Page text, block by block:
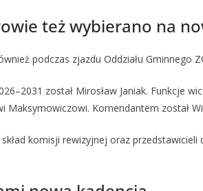
też wybierano na
podczas zjazdu Oddziału Gminnego
został Mirosław Janiak. Funkcje
Maksymowiczowi. Komendantem został
komisji rewizyjnej oraz